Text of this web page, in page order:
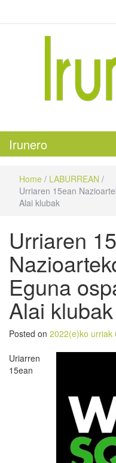
Irunero
Home / LABURREAN /
Urriaren 15ean
Alai klubak
Urriaren
Eguna
Alai klubak
Posted on 2022(e)ko urriak
Uriarren
15ean